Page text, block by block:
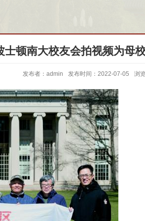
士顿南大校友会拍视频为母
发布者：admin 发布时间：2022-07-05 浏